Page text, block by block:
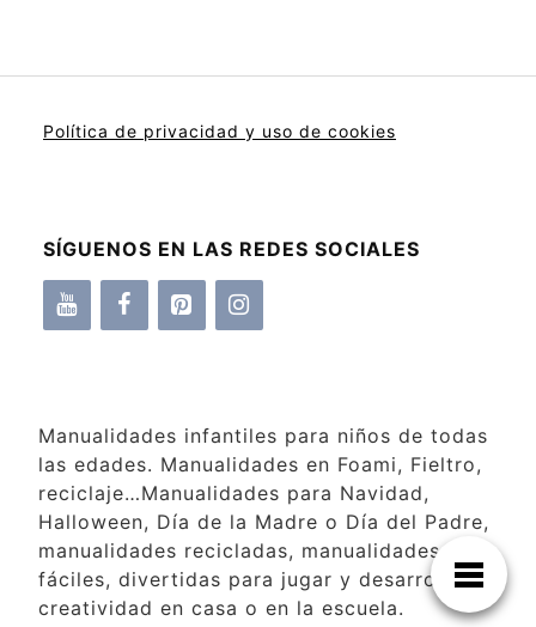
Política de privacidad y uso de cookies
SÍGUENOS EN LAS REDES SOCIALES
Manualidades infantiles para niños de todas
las edades. Manualidades en Foami, Fieltro,
reciclaje…Manualidades para Navidad,
Halloween, Día de la Madre o Día del Padre,
manualidades recicladas, manualidades
fáciles, divertidas para jugar y desarrollar la
creatividad en casa o en la escuela.